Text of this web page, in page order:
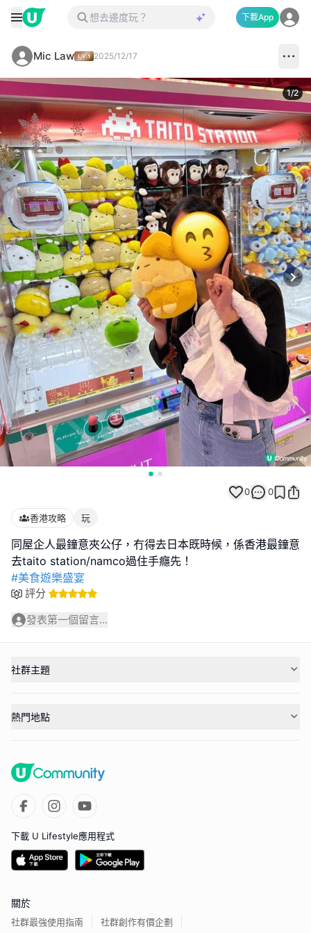
下載App
Mic Law 2025/12/17
1/2
0 0
香港攻略 玩
同屋企人最鐘意夾公仔，冇得去日本既時候，係香港最鐘意
#美食遊樂盛宴
評分
發表第一個留言...
社群主題
熱門地點
下載 U Lifestyle應用程式
關於
社群最強使用指南 社群創作有價企劃